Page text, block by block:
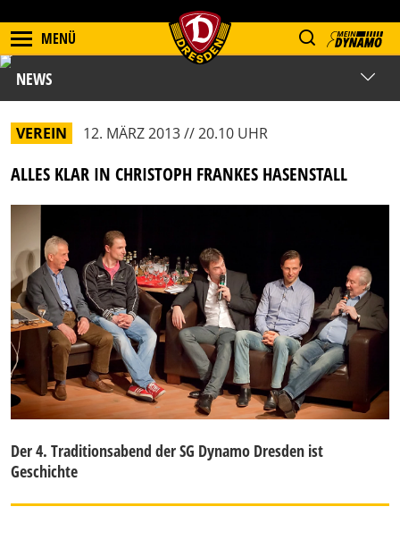
MENÜ
NEWS
VEREIN 12. MÄRZ 2013 // 20.10 UHR
ALLES KLAR IN CHRISTOPH FRANKES HASENSTALL
Der 4. Traditionsabend der SG Dynamo Dresden ist
Geschichte